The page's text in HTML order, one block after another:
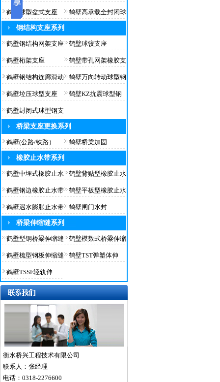
鹤壁球型盆式支座 鹤壁高承载全封闭球
钢结构支座系列
鹤壁钢结构网架支座 鹤壁球铰支座
鹤壁桁架支座 鹤壁带孔网架橡胶支
鹤壁钢结构连廊滑动 鹤壁万向转动球型钢
鹤壁垃压球型支座 鹤壁KZ抗震球型钢
鹤壁封闭式球型钢支
桥梁支座更换系列
鹤壁(公路/铁路） 鹤壁桥梁加固
橡胶止水带系列
鹤壁中埋式橡胶止水 鹤壁背贴型橡胶止水
鹤壁钢边橡胶止水带 鹤壁平板型橡胶止水
鹤壁遇水膨胀止水带 鹤壁闸门水封
桥梁伸缩缝系列
鹤壁型钢桥梁伸缩缝 鹤壁模数式桥梁伸缩
鹤壁梳型钢板伸缩缝 鹤壁TST弹塑体伸
鹤壁TSSF轻轨伸
衡水桥兴工程技术有限公司
联系人：张经理
电话：0318-2276600